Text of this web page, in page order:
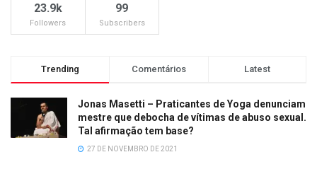
23.9k
Followers
99
Subscribers
Trending Comentários Latest
Jonas Masetti – Praticantes de Yoga denunciam
mestre que debocha de vítimas de abuso sexual.
Tal afirmação tem base?
27 DE NOVEMBRO DE 2021